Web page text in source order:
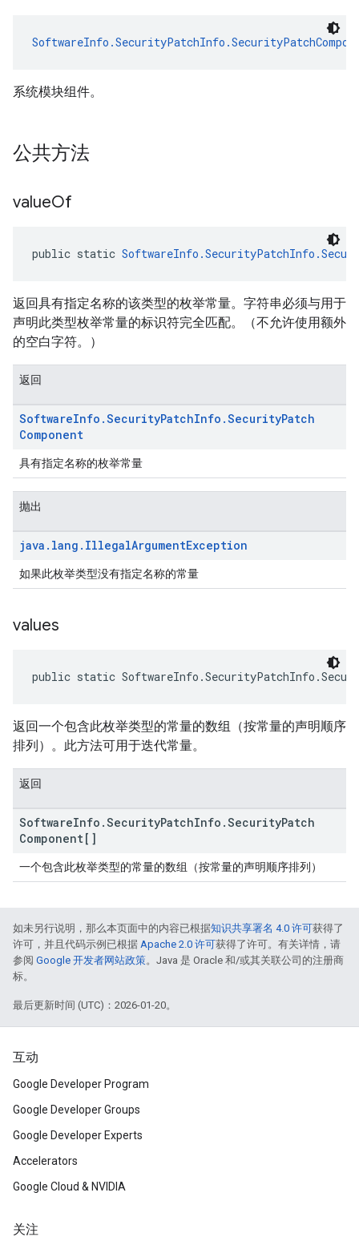
系统模块组件。
公共方法
valueOf
public static
返回具有指定名称的该类型的枚举常量。字符串必须与用于
声明此类型枚举常量的标识符完全匹配。（不允许使用额外
的空白字符。）
返回
SoftwareInfo .SecurityPatchInfo .SecurityPatch
Component
具有指定名称的枚举常量
抛出
java . lang . IllegalArgumentException
如果此枚举类型没有指定名称的常量
values
public static
返回一个包含此枚举类型的常量的数组（按常量的声明顺序
排列）。此方法可用于迭代常量。
返回
SoftwareInfo .SecurityPatchInfo .SecurityPatch
Component[]
一个包含此枚举类型的常量的数组（按常量的声明顺序排列）
如未另行说明，那么本页面中的内容已根据知识共享署名 4.0 许可获得了
许可，并且代码示例已根据 Apache 2.0 许可获得了许可。有关详情，请
参阅 Google 开发者网站政策。Java 是 Oracle 和/或其关联公司的注册商
标。
最后更新时间 (UTC)：2026-01-20。
互动
Google Developer Program
Google Developer Groups
Google Developer Experts
Accelerators
Google Cloud & NVIDIA
关注